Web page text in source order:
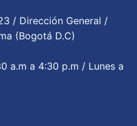
/ Dirección General /
(Bogotá D.C)
a.m a 4:30 p.m / Lunes a